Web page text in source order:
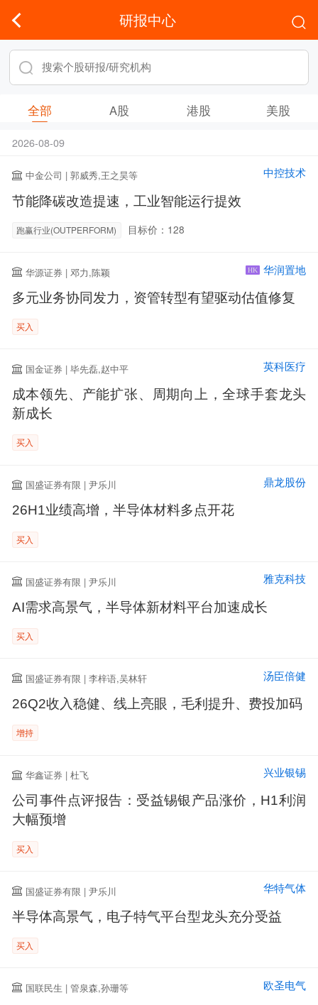
研报中心
全部 A股 港股 美股
2026-08-09
中金公司 | 郭威秀,王之昊等 中控技术
节能降碳改造提速，工业智能运行提效
跑赢行业(OUTPERFORM) 目标价：128
华源证券 | 邓力,陈颖 HK 华润置地
多元业务协同发力，资管转型有望驱动估值修复
买入
国金证券 | 毕先磊,赵中平 英科医疗
成本领先、产能扩张、周期向上，全球手套龙头
新成长
买入
国盛证券有限 | 尹乐川 鼎龙股份
26H1业绩高增，半导体材料多点开花
买入
国盛证券有限 | 尹乐川 雅克科技
AI需求高景气，半导体新材料平台加速成长
买入
国盛证券有限 | 李梓语,吴林轩 汤臣倍健
26Q2收入稳健、线上亮眼，毛利提升、费投加码
增持
华鑫证券 | 杜飞 兴业银锡
公司事件点评报告：受益锡银产品涨价，H1利润
大幅预增
买入
国盛证券有限 | 尹乐川 华特气体
半导体高景气，电子特气平台型龙头充分受益
买入
国联民生 | 管泉森,孙珊等 欧圣电气